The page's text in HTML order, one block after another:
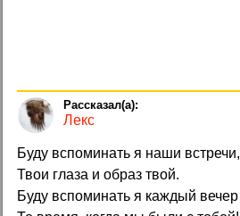
Лекс
Буду вспоминать я наши встречи,
Твои глаза и образ твой.
Буду вспоминать я каждый вечер